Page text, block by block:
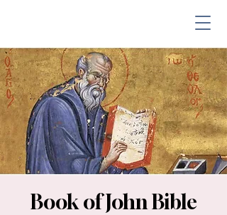
Book of John Bible